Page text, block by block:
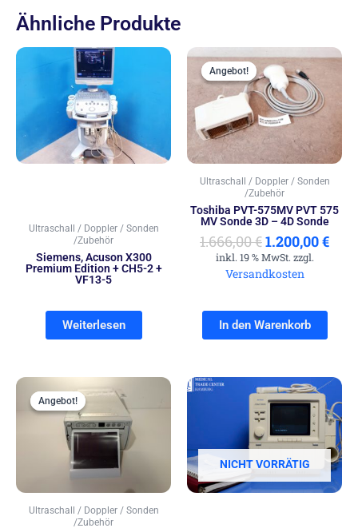
Ähnliche Produkte
Ultraschall / Doppler / Sonden
/Zubehör
Siemens, Acuson X300
Premium Edition + CH5-2 +
VF13-5
Weiterlesen
Angebot!
Angebot!
Ultraschall / Doppler / Sonden
/Zubehör
Toshiba PVT-575MV PVT 575
MV Sonde 3D – 4D Sonde
1.666,00€
Preis
war:
1.666,00 €
1.200,00€
inkl. 19 % MwSt. zzgl.
Versandkosten
In den Warenkorb
Angebot!
Angebot!
Ultraschall / Doppler / Sonden
/Zubehör
Ursprünglicher
Preis
war:
220,00 €
Aktueller
NICHT VORRÄTIG